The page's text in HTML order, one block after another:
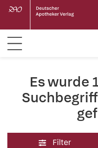
Es wurde
Filter